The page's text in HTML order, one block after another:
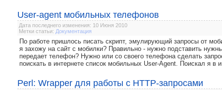
User-agent мобильных телефонов
Дата последнего изменения: 10 Июня 2010
Метки статьи: Документация
По работе пришлось писать скрипт, эмулирующий запросы от
я захожу на сайт с мобилки? Правильно - нужно подставить
передает телефон? Нужно или со своего телефона сделать
поискать в интернете список мобильных User-Agent. Поискал я в
Perl: Wrapper для работы с HTTP-запросами